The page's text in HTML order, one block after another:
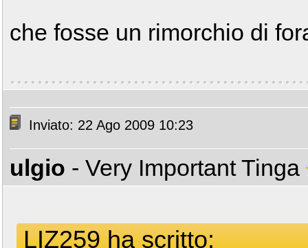
che fosse un rimorchio di
Inviato: 22 Ago 2009 10:23
ulgio - Very Important Tinga
LIZ259 ha scritto: